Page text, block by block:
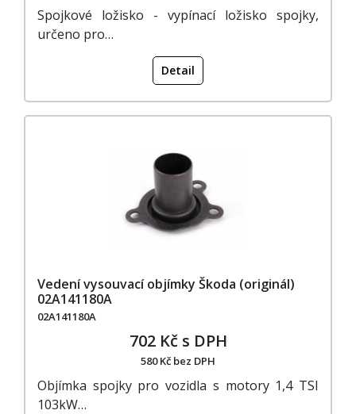
Spojkové ložisko - vypínací ložisko spojky,
určeno pro…
Detail
Vedení vysouvací objímky Škoda (originál)
02A141180A
02A141180A
702 Kč s DPH
580 Kč bez DPH
Objímka spojky pro vozidla s motory 1,4 TSI
103kW…